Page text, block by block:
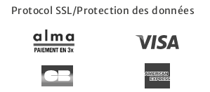
Protocol SSL/Protection des données